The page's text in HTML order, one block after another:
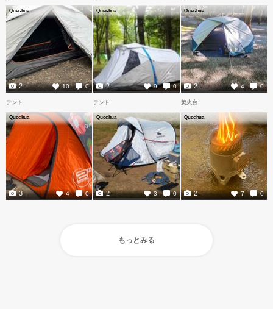
Quechua
10 0
2
Quechua
9 0
2
Quechua
4 0
2
テント
Quechua
4 0
3
テント
Quechua
3 0
2
焚火台
Quechua
7 0
2
もっとみる